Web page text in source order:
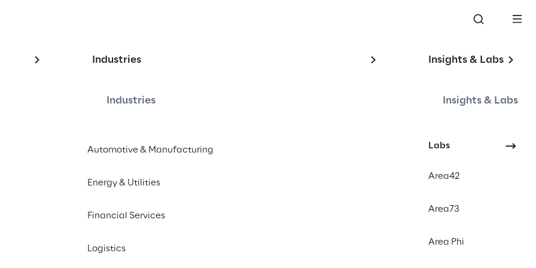
Industries
Industries
Automotive & Manufacturing
Energy & Utilities
Financial Services
Logistics
Insights & Labs
Insights & Labs
Labs
Area42
Area73
Area Phi
banking:
comportamento do
da Reply sobre como o mobile
conveniência, acessibilidade e